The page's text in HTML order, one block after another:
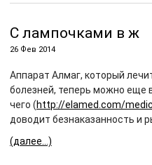
С лампочками в ж
26 Фев 2014
Аппарат Алмаг, который
болезней, теперь можно еще
чего (http://elamed.com/
доводит безнаказанность и
(далее…)